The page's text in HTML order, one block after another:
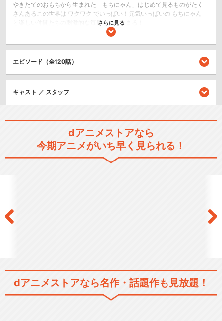
やきたてのおもちから生まれた「もちにゃん」はじめて見るものがたく
さんあるこの世界は ワクワク でいっぱい！元気いっぱいの もちにゃん
と楽しい仲間たちの刺激的な毎日が今はじまる！
ショート
さらに見る
エピソード（全120話）
キャスト ／ スタッフ
dアニメストアなら
今期アニメがいち早く見られる！
dアニメストアなら名作・話題作も見放題！